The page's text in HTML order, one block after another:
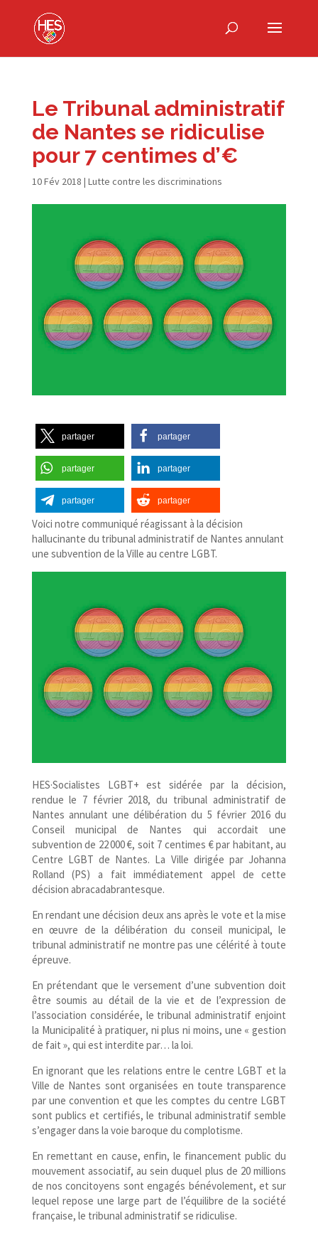
Le Tribunal administratif
de Nantes se ridiculise
pour 7 centimes d’€
10 Fév 2018 | Lutte contre les discriminations
partager partager
partager partager
partager partager
Voici notre communiqué réagissant à la décision
hallucinante du tribunal administratif de Nantes annulant
une subvention de la Ville au centre LGBT.
HES·Socialistes LGBT+ est sidérée par la décision,
rendue le 7 février 2018, du tribunal administratif de
Nantes annulant une délibération du 5 février 2016 du
Conseil municipal de Nantes qui accordait une
subvention de 22 000 €, soit 7 centimes € par habitant, au
Centre LGBT de Nantes. La Ville dirigée par Johanna
Rolland (PS) a fait immédiatement appel de cette
décision abracadabrantesque.
En rendant une décision deux ans après le vote et la mise
en œuvre de la délibération du conseil municipal, le
tribunal administratif ne montre pas une célérité à toute
épreuve.
En prétendant que le versement d’une subvention doit
être soumis au détail de la vie et de l’expression de
l’association considérée, le tribunal administratif enjoint
la Municipalité à pratiquer, ni plus ni moins, une « gestion
de fait », qui est interdite par… la loi.
En ignorant que les relations entre le centre LGBT et la
Ville de Nantes sont organisées en toute transparence
par une convention et que les comptes du centre LGBT
sont publics et certifiés, le tribunal administratif semble
s’engager dans la voie baroque du complotisme.
En remettant en cause, enfin, le financement public du
mouvement associatif, au sein duquel plus de 20 millions
de nos concitoyens sont engagés bénévolement, et sur
lequel repose une large part de l’équilibre de la société
française, le tribunal administratif se ridiculise.